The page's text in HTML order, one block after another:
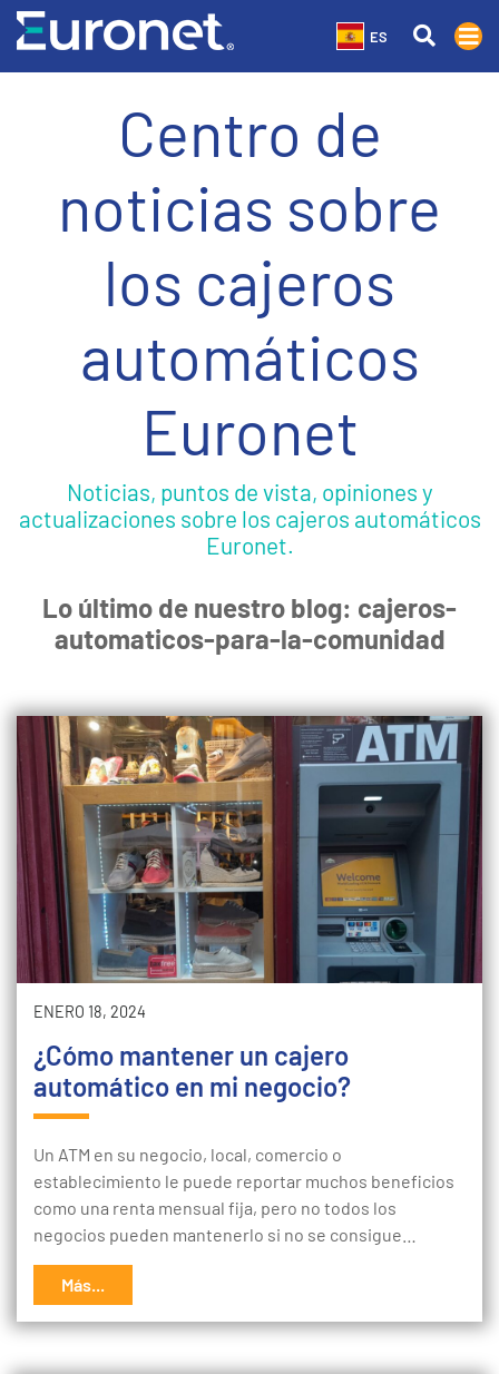
ES
Centro de
noticias sobre
los cajeros
automáticos
Euronet
Noticias, puntos de vista, opiniones y
actualizaciones sobre los cajeros automáticos
Euronet.
Lo último de nuestro blog: cajeros-
automaticos-para-la-comunidad
ENERO 18, 2024
¿Cómo mantener un cajero
automático en mi negocio?
Un ATM en su negocio, local, comercio o
establecimiento le puede reportar muchos beneficios
como una renta mensual fija, pero no todos los
negocios pueden mantenerlo si no se consigue…
Más...